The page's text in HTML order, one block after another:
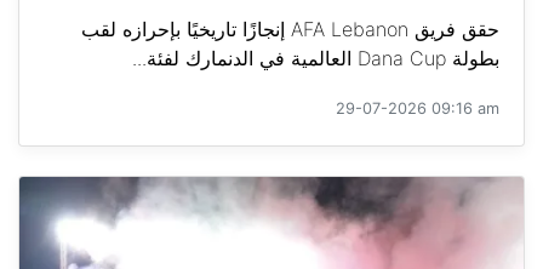
حقق فريق AFA Lebanon إنجازًا تاريخيًا بإحرازه لقب
بطولة Dana Cup العالمية في الدنمارك لفئة...
29-07-2026 09:16 am